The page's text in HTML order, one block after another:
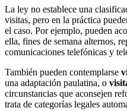
La ley no establece una
visitas, pero en la práctica
el caso. Por ejemplo, pueden
ella, fines de semana alternos,
comunicaciones telefónicas y
También pueden contemplarse
una adaptación paulatina, o
circunstancias que aconsejen
trata de categorías legales